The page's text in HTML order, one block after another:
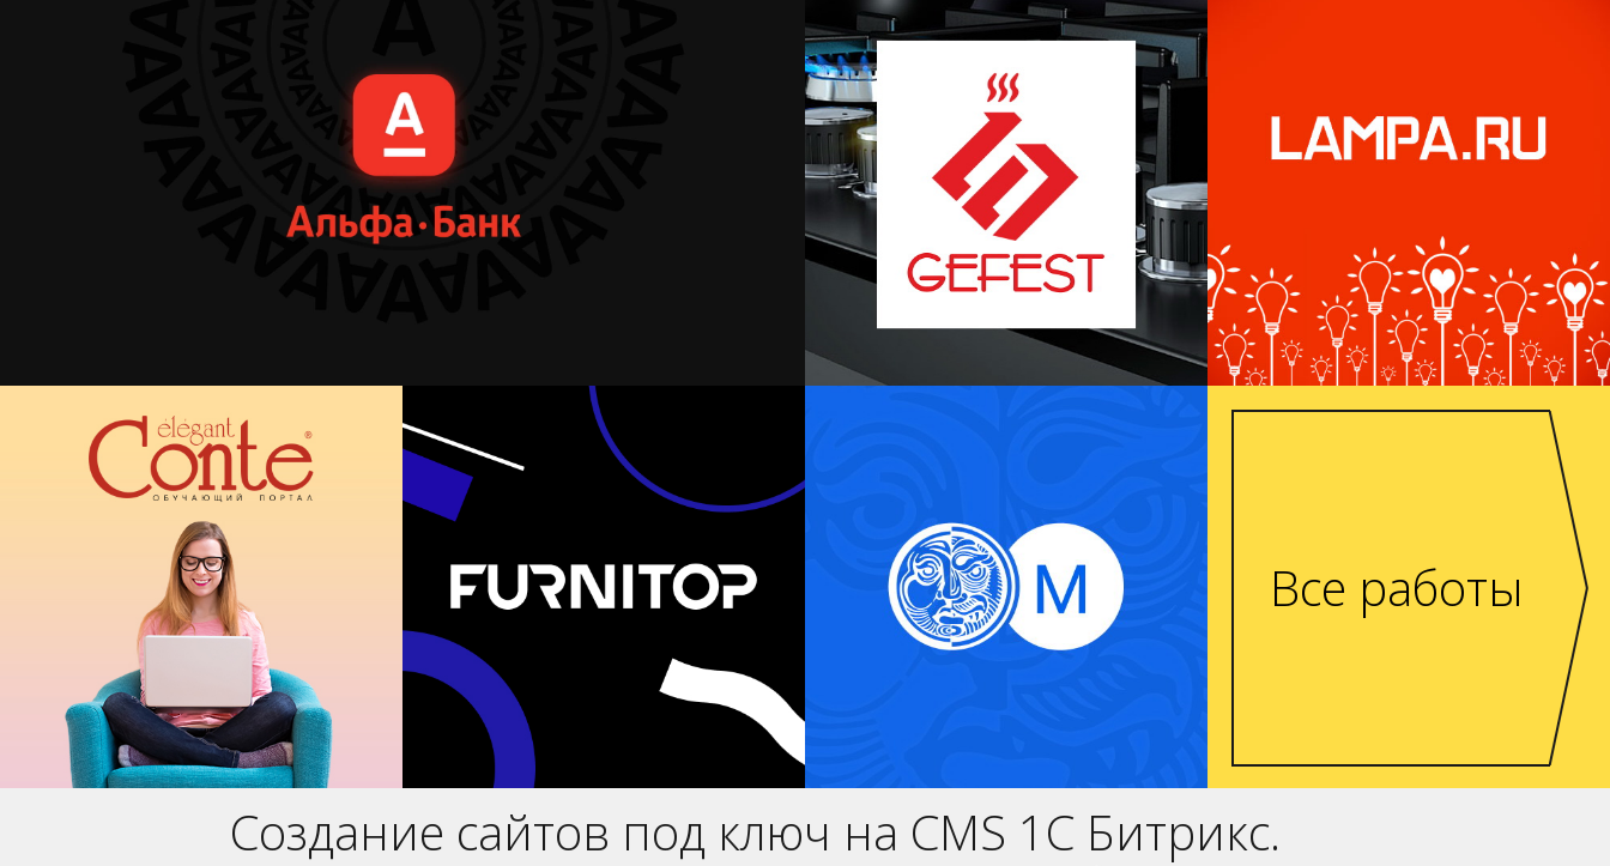
Третья версия корпоративного сайта Альфа-Банка
Корпоративный сайт
Адаптивный дизайн
Интернет-магазин «Gefest»
Интернет-магазин
Интернет-магазин для
«Lampa.ru»
Адаптивный дизайн
Образовательный портал
для «Conte»
Корпоративный сайт
Образовательный портал
B2B интернет-магазин для
Интернет-магазины
Адаптивный дизайн
авто для«Атлант-М»
Интернет-магазины
Адаптивный дизайн
Все работы
Создание сайтов под ключ на CMS 1С Битрикс.